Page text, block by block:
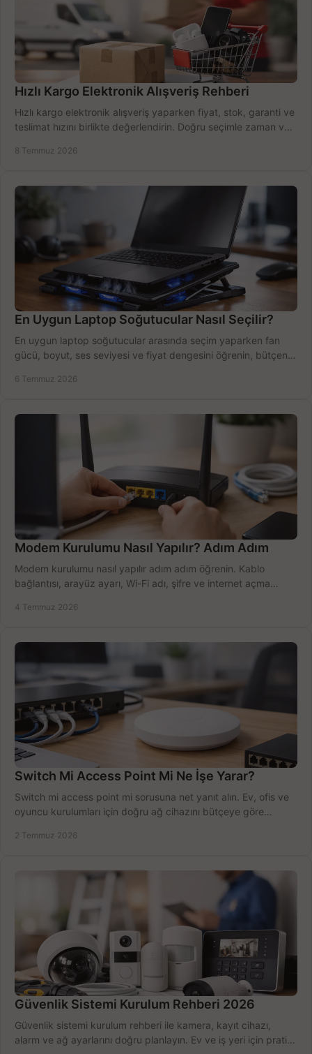
Hızlı Kargo Elektronik Alışveriş Rehberi
Hızlı kargo elektronik alışveriş yaparken fiyat, stok, garanti ve
teslimat hızını birlikte değerlendirin. Doğru seçimle zaman ve
8 Temmuz 2026
En Uygun Laptop Soğutucular Nasıl Seçilir?
En uygun laptop soğutucular arasında seçim yaparken fan
gücü, boyut, ses seviyesi ve fiyat dengesini öğrenin, bütçenizi
6 Temmuz 2026
Modem Kurulumu Nasıl Yapılır? Adım Adım
Modem kurulumu nasıl yapılır adım adım öğrenin. Kablo
bağlantısı, arayüz ayarı, Wi-Fi adı, şifre ve internet açma
4 Temmuz 2026
Switch Mi Access Point Mi Ne İşe Yarar?
Switch mi access point mi sorusuna net yanıt alın. Ev, ofis ve
oyuncu kurulumları için doğru ağ cihazını bütçeye göre
2 Temmuz 2026
Güvenlik Sistemi Kurulum Rehberi 2026
Güvenlik sistemi kurulum rehberi ile kamera, kayıt cihazı,
alarm ve ağ ayarlarını doğru planlayın. Ev ve iş yeri için pratik